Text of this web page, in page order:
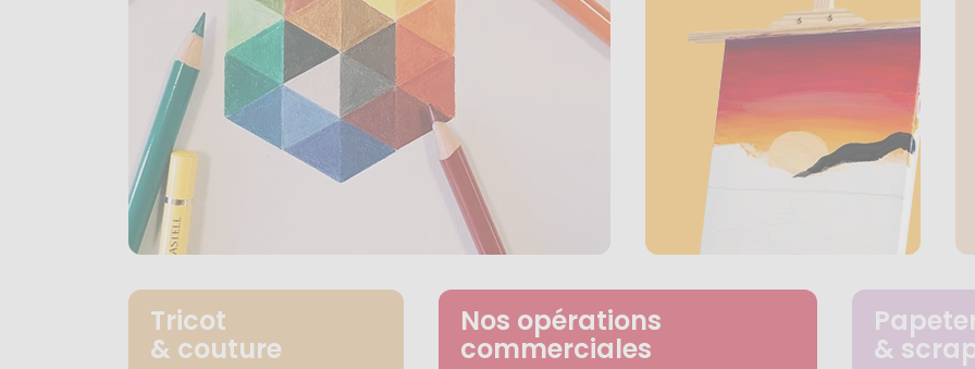
Tricot
& couture
Nos opérations
commerciales &